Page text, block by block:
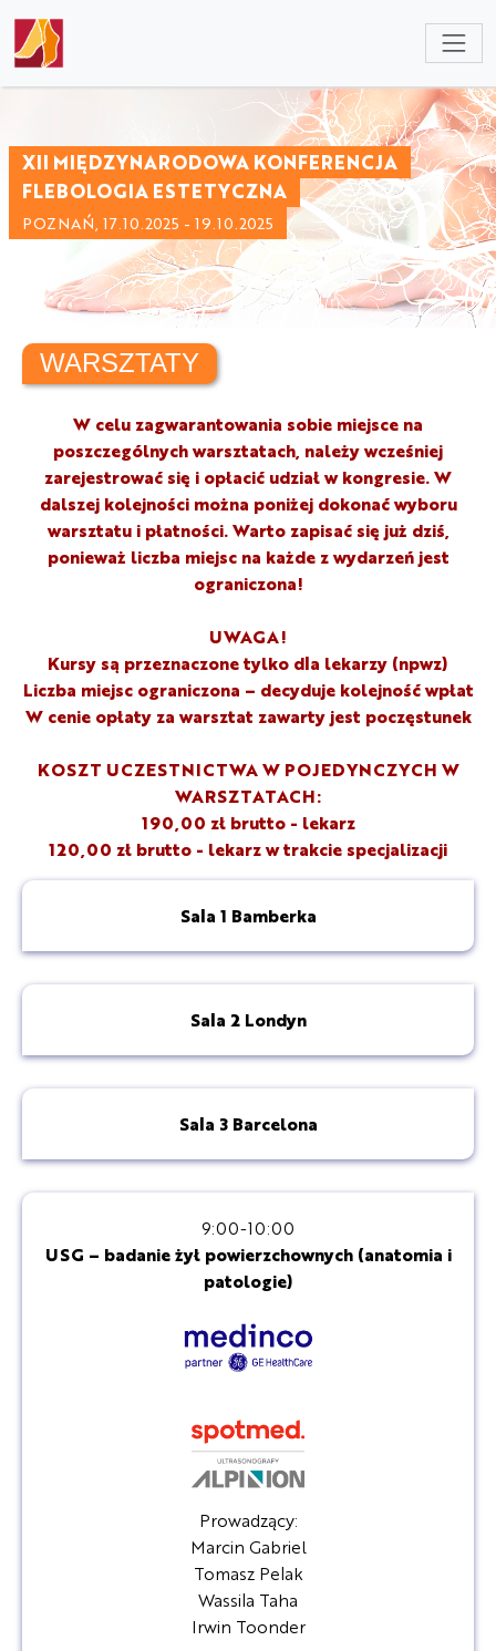
XII MIĘDZYNARODOWA KONFERENCJA
FLEBOLOGIA ESTETYCZNA
POZNAŃ, 17.10.2025 - 19.10.2025
WARSZTATY
W celu zagwarantowania sobie miejsce na
poszczególnych warsztatach, należy wcześniej
zarejestrować się i opłacić udział w kongresie. W
dalszej kolejności można poniżej dokonać wyboru
warsztatu i płatności. Warto zapisać się już dziś,
ponieważ liczba miejsc na każde z wydarzeń jest
ograniczona!
UWAGA!
Kursy są przeznaczone tylko dla lekarzy (npwz)
Liczba miejsc ograniczona – decyduje kolejność wpłat
W cenie opłaty za warsztat zawarty jest poczęstunek
KOSZT UCZESTNICTWA W POJEDYNCZYCH W
WARSZTATACH:
190,00 zł brutto - lekarz
120,00 zł brutto - lekarz w trakcie specjalizacji
Sala 1 Bamberka
Sala 2 Londyn
Sala 3 Barcelona
9:00-10:00
USG – badanie żył powierzchownych (anatomia i
patologie)
Prowadzący:
Marcin Gabriel
Tomasz Pelak
Wassila Taha
Irwin Toonder